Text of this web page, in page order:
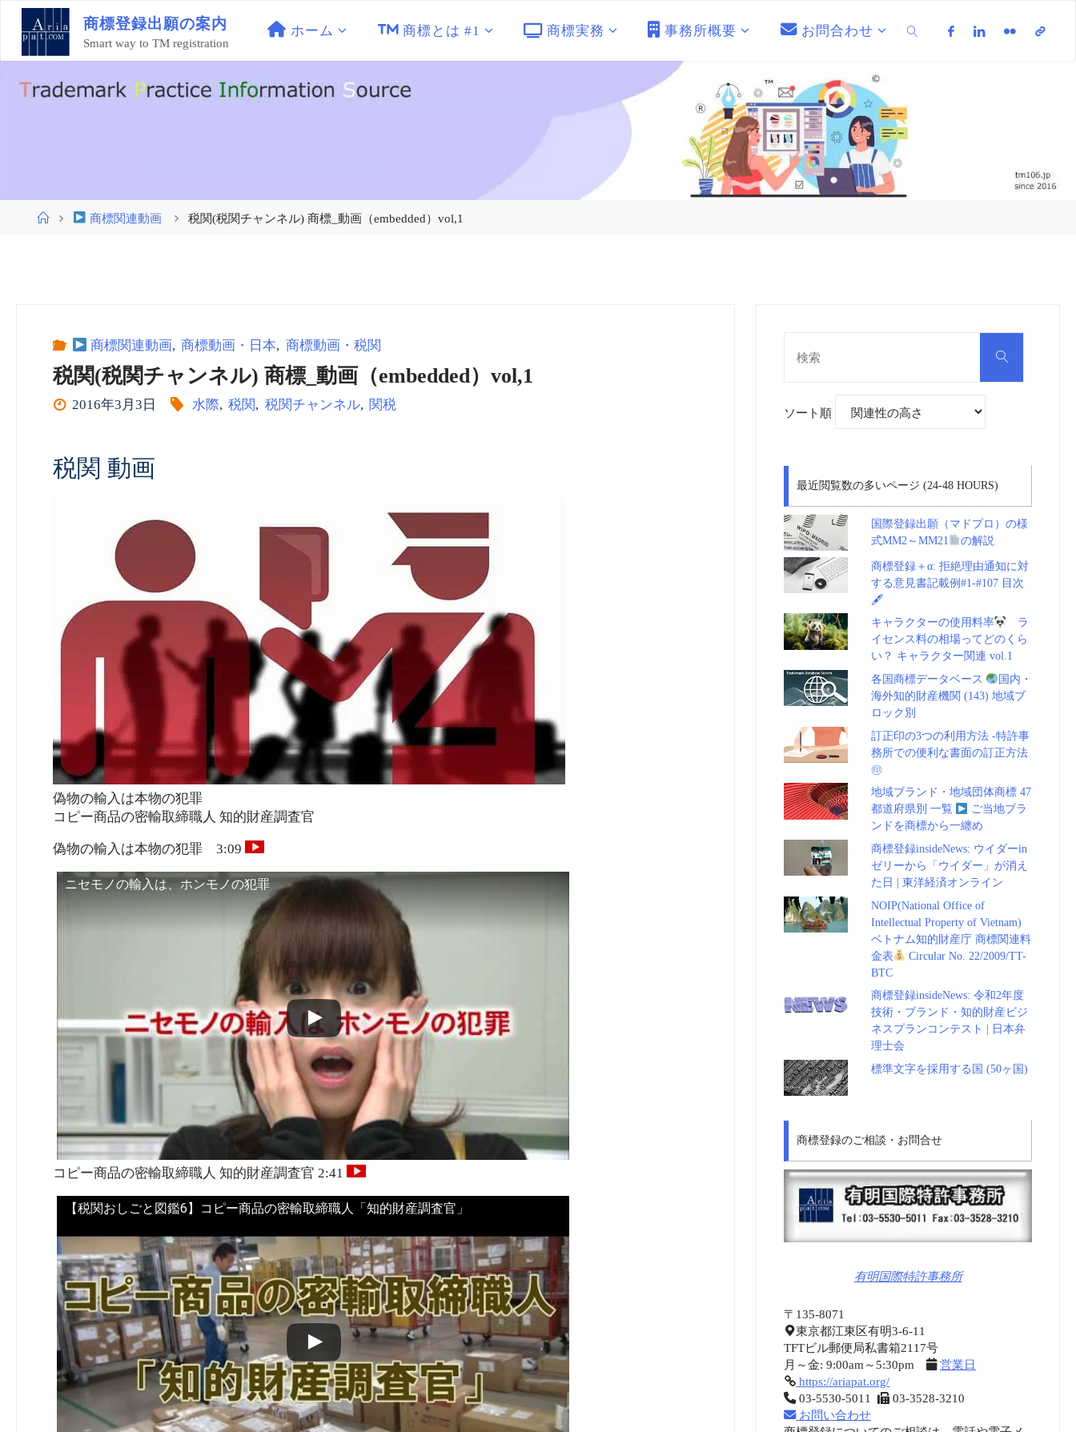
ン
商標登録出願の案内
Smart way to TM registration
ホーム 商標とは #1 商標実務 事務所概要 お問合わせ
ホ
商標関連動画 税関(税関チャンネル) 商標_動画（embedded）vol,1
商標関連動画, 商標動画・日本, 商標動画・税関
税関(税関チャンネル) 商標_動画（embedded）vol,1
2016年3月3日 水際, 税関, 税関チャンネル, 関税
税関 動画
偽物の輸入は本物の犯罪
コピー商品の密輸取締職人 知的財産調査官
偽物の輸入は本物の犯罪 3:09
ニセモノの輸入は、ホンモノの犯罪
コピー商品の密輸取締職人 知的財産調査官 2:41
【税関おしごと図鑑6】コピー商品の密輸取締職人「知的財産調査官」
検
ソート順
最近閲覧数の多いページ (24-48 HOURS)
国際登録出願（マドプロ）の様
式MM2～MM21
の解説
商標登録＋α: 拒絶理由通知に対
する意見書記載例#1-#107 目次
🖋
キャラクターの使用料率
ラ
イセンス料の相場ってどのくら
い？ キャラクター関連 vol.1
各国商標データベース
国内・
海外知的財産機関 (143) 地域ブ
ロック別
訂正印の3つの利用方法 -特許事
務所での便利な書面の訂正方法
㊞
地域ブランド・地域団体商標 47
都道府県別 一覧
ご当地ブラ
ンドを商標から一纏め
商標登録insideNews: ウイダーin
ゼリーから「ウイダー」が消え
た日 | 東洋経済オンライン
NOIP(National Office of
Intellectual Property of Vietnam)
ベトナム知的財産庁 商標関連料
金表
Circular No. 22/2009/TT-
BTC
商標登録insideNews: 令和2年度
技術・ブランド・知的財産ビジ
ネスプランコンテスト | 日本弁
理士会
標準文字を採用する国 (50ヶ国)
商標登録のご相談・お問合せ
有明国際特許事務所
〒135-8071
東京都江東区有明3-6-11
TFTビル郵便局私書箱2117号
月～金: 9:00am～5:30pm
営業日
https://ariapat.org/
03-5530-5011
03-3528-3210
お問い合わせ